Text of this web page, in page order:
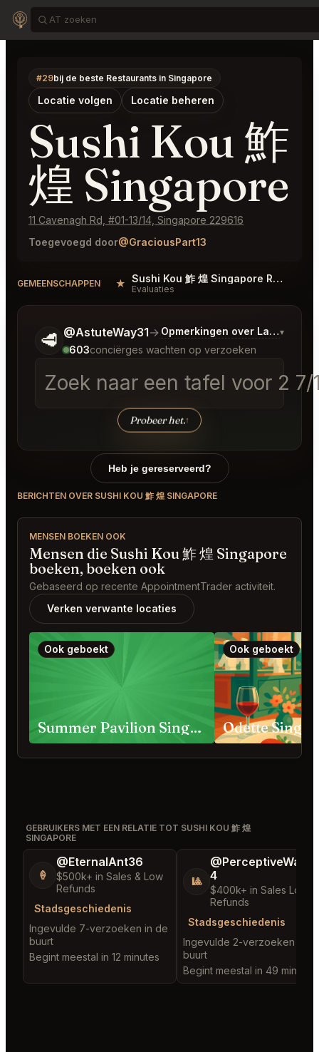
#29bij de beste Restaurants in Singapore
Locatie volgen Locatie beheren
Sushi Kou 鮓
煌 Singapore
11 Cavenagh Rd, #01-13/14, Singapore 229616
Toegevoegd door@GraciousPart13
GEMEENSCHAPPEN ★ Sushi Kou 鮓 煌 Singapore Reviews
Evaluaties
🥩 @AstuteWay31→ Opmerkingen over Laatste
▾
603conciërges wachten op verzoeken
Zoek naar een tafel voor 2
Probeer het.↑
Vertel me wat je wilt.
Heb je gereserveerd?
BERICHTEN OVER SUSHI KOU 鮓 煌 SINGAPORE
MENSEN BOEKEN OOK
Mensen die Sushi Kou 鮓 煌 Singapore
boeken, boeken ook
Gebaseerd op recente AppointmentTrader activiteit.
Verken verwante locaties
Ook geboekt
Summer Pavilion Singapore
Ook geboekt
Odette
GEBRUIKERS MET EEN RELATIE TOT SUSHI KOU 鮓 煌
SINGAPORE
🍦
@EternalAnt36
$500k+ in Sales & Low
Refunds
Stadsgeschiedenis
Ingevulde 7-verzoeken in de
buurt
Begint meestal in 12 minutes
🎱
4
$400k+ in Sales Low
Refunds
Stadsgeschiedenis
Ingevulde 2-verzoeken in
buurt
Begint meestal in 49 minutes